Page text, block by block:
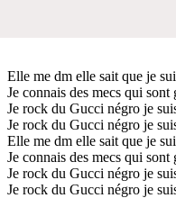
Elle me dm elle sait que je
Je connais des mecs qui
Je rock du Gucci négro je
Je rock du Gucci négro je
Elle me dm elle sait que je
Je connais des mecs qui
Je rock du Gucci négro je
Je rock du Gucci négro je